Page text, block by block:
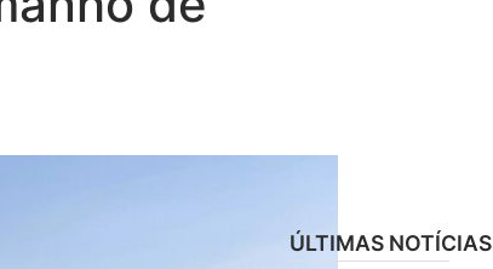
ÚLTIMAS NOTÍCIAS